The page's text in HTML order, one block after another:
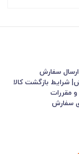
سفارش
بازگشت کالا
مقررات
سفارش